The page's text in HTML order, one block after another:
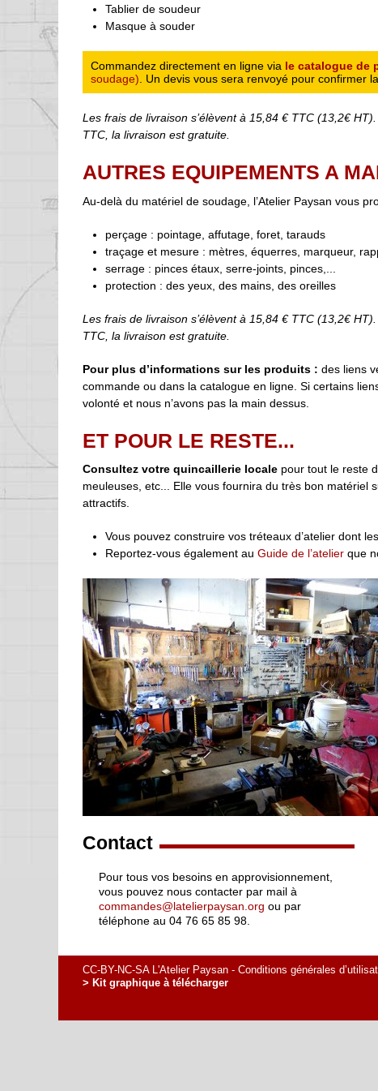
Tablier de soudeur
Masque à souder
Commandez directement en ligne via le catalogue de
soudage). Un devis vous sera renvoyé pour confirmer
Les frais de livraison s’élèvent à 15,84 € TTC (13,2€
TTC, la livraison est gratuite.
AUTRES EQUIPEMENTS A
Au-delà du matériel de soudage, l’Atelier Paysan vous
perçage : pointage, affutage, foret, tarauds
traçage et mesure : mètres, équerres, marqueur,
serrage : pinces étaux, serre-joints, pinces,...
protection : des yeux, des mains, des oreilles
Les frais de livraison s’élèvent à 15,84 € TTC (13,2€
TTC, la livraison est gratuite.
Pour plus d’informations sur les produits : des liens
commande ou dans la catalogue en ligne. Si certains
volonté et nous n’avons pas la main dessus.
ET POUR LE RESTE...
Consultez votre quincaillerie locale pour tout le reste
meuleuses, etc... Elle vous fournira du très bon matériel
attractifs.
Vous pouvez construire vos tréteaux d’atelier dont
Reportez-vous également auGuide de l’atelier que
Contact
Pour tous vos besoins en approvisionnement,
vous pouvez nous contacter par mail à
commandes@latelierpaysan.org ou par
téléphone au 04 76 65 85 98.
CC-BY-NC-SA L'Atelier Paysan - Conditions générales
> Kit graphique à télécharger